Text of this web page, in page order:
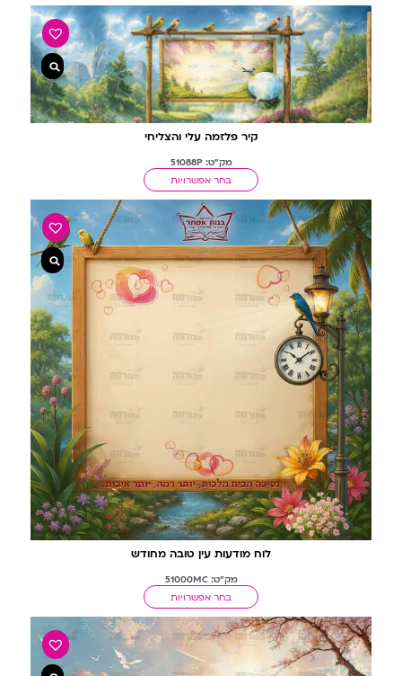
קיר פלזמה עלי והצליחי
מק"ט: 51088P
בחר אפשרויות
לוח מודעות עין טובה מחודש
מק"ט: 51000MC
בחר אפשרויות